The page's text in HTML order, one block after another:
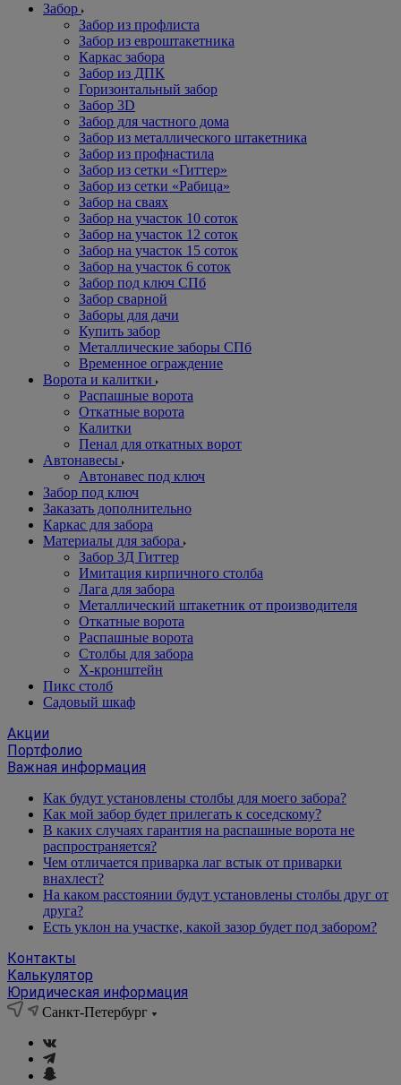
Забор
Забор из профлиста
Забор из евроштакетника
Каркас забора
Забор из ДПК
Горизонтальный забор
Забор 3D
Забор для частного дома
Забор из металлического штакетника
Забор из профнастила
Забор из сетки «Гиттер»
Забор из сетки «Рабица»
Забор на сваях
Забор на участок 10 соток
Забор на участок 12 соток
Забор на участок 15 соток
Забор на участок 6 соток
Забор под ключ СПб
Забор сварной
Заборы для дачи
Купить забор
Металлические заборы СПб
Временное ограждение
Ворота и калитки
Распашные ворота
Откатные ворота
Калитки
Пенал для откатных ворот
Автонавесы
Автонавес под ключ
Забор под ключ
Заказать дополнительно
Каркас для забора
Материалы для забора
Забор 3Д Гиттер
Имитация кирпичного столба
Лага для забора
Металлический штакетник от производителя
Откатные ворота
Распашные ворота
Столбы для забора
Х-кронштейн
Пикс столб
Садовый шкаф
Акции
Портфолио
Важная информация
Как будут установлены столбы для моего забора?
Как мой забор будет прилегать к соседскому?
В каких случаях гарантия на распашные ворота не
распространяется?
Чем отличается приварка лаг встык от приварки
внахлест?
На каком расстоянии будут установлены столбы друг от
друга?
Есть уклон на участке, какой зазор будет под забором?
Контакты
Калькулятор
Юридическая информация
Санкт-Петербург